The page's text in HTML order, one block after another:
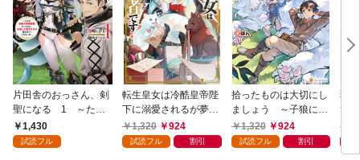
片田舎のおっさん、剣
聖になる 1 ～ただ
の田舎の剣術師範だっ
たのに、大成した弟子
1,430
試読フル
転生皇女は冷酷皇帝陛
下に溺愛されるが夢は
冒険者です！
1,320 924
試読フル 割引
拾ったものは大切にし
ましょう ～子狼に気
に入られた男の転移物
語～
1,320 924
試読フル 割引
弱
て
～